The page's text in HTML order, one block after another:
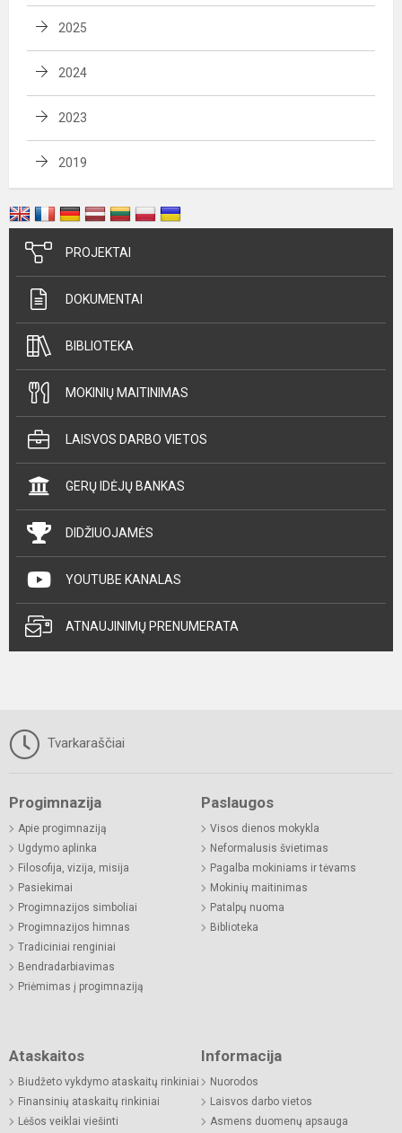
2025
2024
2023
2019
PROJEKTAI
DOKUMENTAI
BIBLIOTEKA
MOKINIŲ MAITINIMAS
LAISVOS DARBO VIETOS
GERŲ IDĖJŲ BANKAS
DIDŽIUOJAMĖS
YOUTUBE KANALAS
ATNAUJINIMŲ PRENUMERATA
Tvarkaraščiai
Progimnazija
Apie progimnaziją
Ugdymo aplinka
Filosofija, vizija, misija
Pasiekimai
Progimnazijos simboliai
Progimnazijos himnas
Tradiciniai renginiai
Bendradarbiavimas
Priėmimas į progimnaziją
Paslaugos
Visos dienos mokykla
Neformalusis švietimas
Pagalba mokiniams ir tėvams
Mokinių maitinimas
Patalpų nuoma
Biblioteka
Ataskaitos
Biudžeto vykdymo ataskaitų rinkiniai
Finansinių ataskaitų rinkiniai
Lėšos veiklai viešinti
Informacija
Nuorodos
Laisvos darbo vietos
Asmens duomenų apsauga